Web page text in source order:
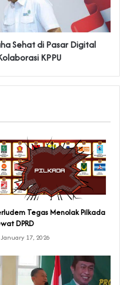
Sehat di Pasar Digital
KPPU
Tegas Menolak Pilkada
DPRD
January 17, 2026